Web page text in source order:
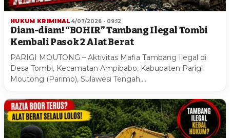
HUKUM KRIMINAL 4/07/2026 - 09:12
Diam-diam! “BOHIR” Tambang Ilegal Tombi
Kembali Pasok 2 Alat Berat
PARIGI MOUTONG – Aktivitas Mafia Tambang Ilegal di
Desa Tombi, Kecamatan Ampibabo, Kabupaten Parigi
Moutong (Parimo), Sulawesi Tengah,…